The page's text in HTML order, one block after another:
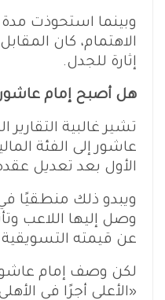
وبينما استحوذت
الاهتمام، كان
إثارة للجدل.
هل أصبح إمام عاشور
تشير غالبية التقارير
عاشور إلى الفئة
الأول بعد تعديل
ويبدو ذلك منطقيًا في
وصل إليها اللاعب
عن قيمته التسويقية
لكن وصف إمام
«الأعلى أجرًا في